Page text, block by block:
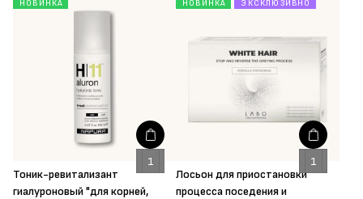
НОВИНКА
Тоник-ревитализант
гиалуроновый "для корней,
НОВИНКА ЭКСКЛЮЗИВНО
Лосьон для приостановки
процесса поседения и